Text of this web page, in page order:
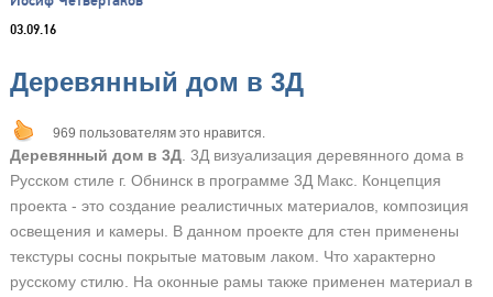
03.09.16
Деревянный дом в 3Д
969 пользователям это нравится.
Деревянный дом в 3Д. 3Д визуализация деревянного дома в
Русском стиле г. Обнинск в программе 3Д Макс. Концепция
проекта - это создание реалистичных материалов, композиция
освещения и камеры. В данном проекте для стен применены
текстуры сосны покрытые матовым лаком. Что характерно
русскому стилю. На оконные рамы также применен материал в